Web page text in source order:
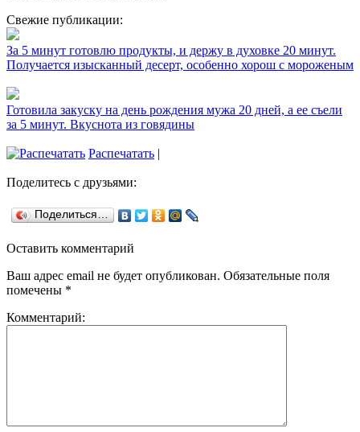
Свежие публикации:
За 5 минут готовлю продукты, и держу в духовке 20 минут.
Получается изысканный десерт, особенно хорош с мороженым
Готовила закуску на день рождения мужа 20 дней, а ее съели
за 5 минут. Вкуснота из говядины
Распечатать |
Поделитесь с друзьями:
Поделиться…
Оставить комментарий
Ваш адрес email не будет опубликован. Обязательные поля
помечены *
Комментарий: